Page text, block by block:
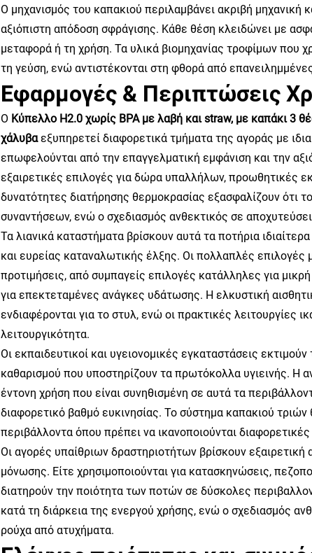
Ο μηχανισμός του καπακιού περιλαμβάνει ακριβή μηχανική
αξιόπιστη απόδοση σφράγισης. Κάθε θέση κλειδώνει με
μεταφορά ή τη χρήση. Τα υλικά βιομηχανίας τροφίμων που
τη γεύση, ενώ αντιστέκονται στη φθορά από
Εφαρμογές & Περιπτώσεις
Ο Κύπελλο H2.0 χωρίς BPA με λαβή και straw, με καπάκι 3
χάλυβαεξυπηρετεί διαφορετικά τμήματα της αγοράς με
επωφελούνται από την επαγγελματική εμφάνιση και την
εξαιρετικές επιλογές για δώρα υπαλλήλων, προωθητικές
δυνατότητες διατήρησης θερμοκρασίας εξασφαλίζουν ότι
συναντήσεων, ενώ ο σχεδιασμός ανθεκτικός σε
Τα λιανικά καταστήματα βρίσκουν αυτά τα ποτήρια
και ευρείας καταναλωτικής έλξης. Οι πολλαπλές
προτιμήσεις, από συμπαγείς επιλογές κατάλληλες για
για επεκτεταμένες ανάγκες υδάτωσης. Η ελκυστική
ενδιαφέρονται για το στυλ, ενώ οι πρακτικές λειτουργίες
λειτουργικότητα.
Οι εκπαιδευτικοί και υγειονομικές εγκαταστάσεις
καθαρισμού που υποστηρίζουν τα πρωτόκολλα υγιεινής. Η
έντονη χρήση που είναι συνηθισμένη σε αυτά τα
διαφορετικό βαθμό ευκινησίας. Το σύστημα καπακιού τριών
περιβάλλοντα όπου πρέπει να ικανοποιούνται
Οι αγορές υπαίθριων δραστηριοτήτων βρίσκουν
μόνωσης. Είτε χρησιμοποιούνται για κατασκηνώσεις,
διατηρούν την ποιότητα των ποτών σε δύσκολες
κατά τη διάρκεια της ενεργού χρήσης, ενώ ο σχεδιασμός
ρούχα από ατυχήματα.